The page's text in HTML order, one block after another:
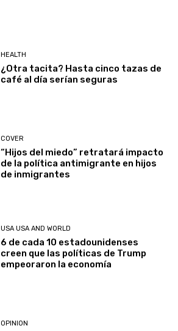
HEALTH
¿Otra tacita? Hasta cinco tazas de
café al día serían seguras
COVER
“Hijos del miedo” retratará impacto
de la política antimigrante en hijos
de inmigrantes
USA USA AND WORLD
6 de cada 10 estadounidenses
creen que las políticas de Trump
empeoraron la economía
OPINION